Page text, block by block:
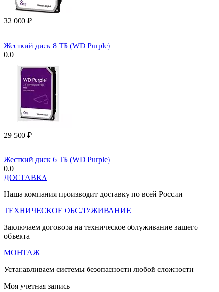
32 000 ₽
Жесткий диск 8 ТБ (WD Purple)
0.0
29 500 ₽
Жесткий диск 6 ТБ (WD Purple)
0.0
ДОСТАВКА
Наша компания производит доставку по всей России
ТЕХНИЧЕСКОЕ ОБСЛУЖИВАНИЕ
Заключаем договора на техническое облуживание вашего
объекта
МОНТАЖ
Устанавливаем системы безопасности любой сложности
Моя учетная запись